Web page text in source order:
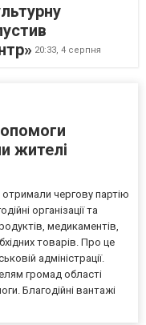
20:33, 4 серпня
жителі
отримали чергову партію
організації та
медикаментів,
товарів. Про це
адміністрації.
громад області
Благодійні вантажі